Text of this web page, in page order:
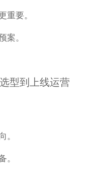
重要。
案。
型到上线运营
。
。